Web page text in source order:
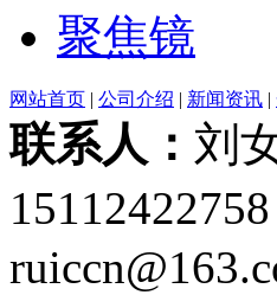
聚焦镜
网站首页 | 公司介绍 | 新闻资讯 |
联系人： 刘